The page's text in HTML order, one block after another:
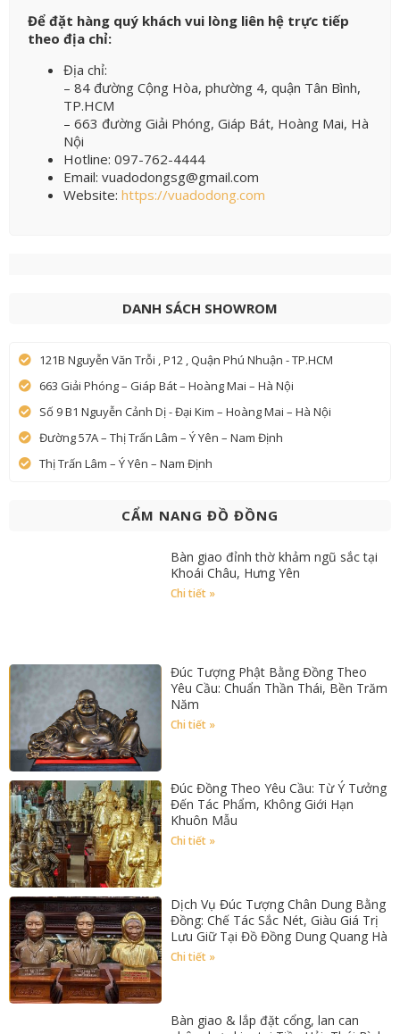
Để đặt hàng quý khách vui lòng liên hệ trực tiếp
theo địa chỉ:
Địa chỉ:
– 84 đường Cộng Hòa, phường 4, quận Tân Bình,
TP.HCM
– 663 đường Giải Phóng, Giáp Bát, Hoàng Mai, Hà
Nội
Hotline: 097-762-4444
Email: vuadodongsg@gmail.com
Website: https://vuadodong.com
DANH SÁCH SHOWROM
121B Nguyễn Văn Trỗi , P12 , Quận Phú Nhuận - TP.HCM
663 Giải Phóng – Giáp Bát – Hoàng Mai – Hà Nội
Số 9 B1 Nguyễn Cảnh Dị - Đại Kim – Hoàng Mai – Hà Nội
Đường 57A – Thị Trấn Lâm – Ý Yên – Nam Định
Thị Trấn Lâm – Ý Yên – Nam Định
CẨM NANG ĐỒ ĐỒNG
Bàn giao đỉnh thờ khảm ngũ sắc tại
Khoái Châu, Hưng Yên
Chi tiết »
Đúc Tượng Phật Bằng Đồng Theo
Yêu Cầu: Chuẩn Thần Thái, Bền Trăm
Năm
Chi tiết »
Đúc Đồng Theo Yêu Cầu: Từ Ý Tưởng
Đến Tác Phẩm, Không Giới Hạn
Khuôn Mẫu
Chi tiết »
Dịch Vụ Đúc Tượng Chân Dung Bằng
Đồng: Chế Tác Sắc Nét, Giàu Giá Trị
Lưu Giữ Tại Đồ Đồng Dung Quang Hà
Chi tiết »
Bàn giao & lắp đặt cổng, lan can